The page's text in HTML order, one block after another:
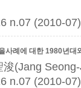
n.07 (2010-07)
사례에 대한 1980년대
浚(Jang
n.07 (2010-07)